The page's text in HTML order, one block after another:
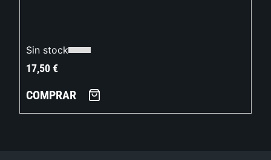
Sin stock
17,50€
COMPRAR